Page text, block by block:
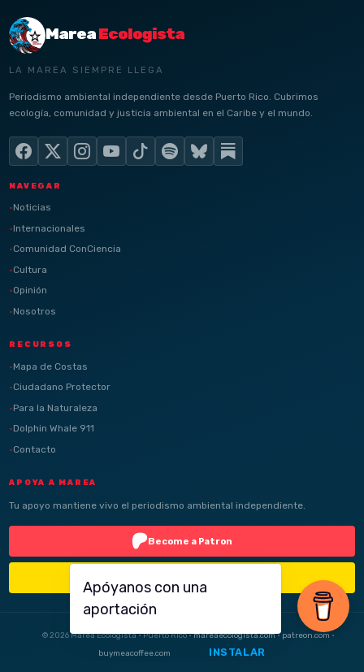
MareaEcologista
LA MAREA SIEMPRE LLEGA
Periodismo ambiental independiente desde Puerto Rico. Cubrimos
ecología, comunidad y justicia ambiental en el Caribe y el mundo.
NAVEGAR
Noticias
Internacionales
Comunidad ConCiencia
Cultura
Opinión
Nosotros
RECURSOS
Mapa de Costas
Ciudadano Protector
Para la Naturaleza
Dolphin Whale 911
Contacto
APOYA A MAREA
Tu apoyo mantiene vivo el periodismo ambiental independiente.
Become a Patron
© 2026 Marea Ecologista · Puerto Rico ·mareaecologista.com·patreon.com ·
buymeacoffee.com
INSTALAR
Apóyanos con una
aportación